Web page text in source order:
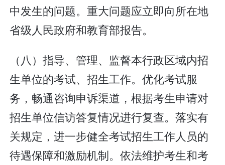
中发生的问题。重大问题应立即向所在地
省级人民政府和教育部报告。
（八）指导、管理、监督本行政区域内招
生单位的考试、招生工作。优化考试服
务，畅通咨询申诉渠道，根据考生申请对
招生单位信访答复情况进行复查。落实有
关规定，进一步健全考试招生工作人员的
待遇保障和激励机制。依法维护考生和考